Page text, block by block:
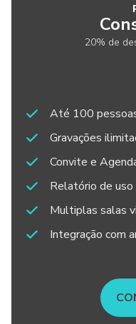
20% de
Até 100
Gravações
Convite e
Relatório de uso
Multiplas salas
Integração com